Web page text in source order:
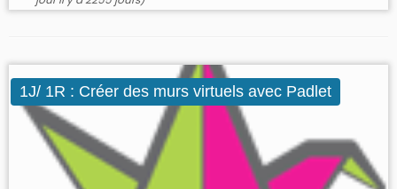
1J/ 1R : Créer des murs virtuels avec Padlet